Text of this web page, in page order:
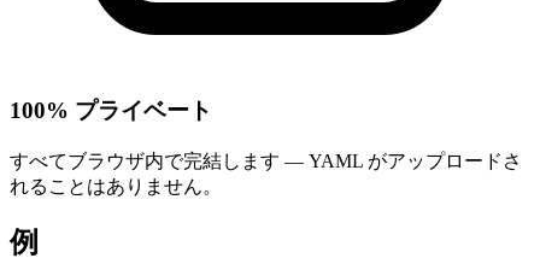
100% プライベート
すべてブラウザ内で完結します — YAML がアップロードさ
れることはありません。
例